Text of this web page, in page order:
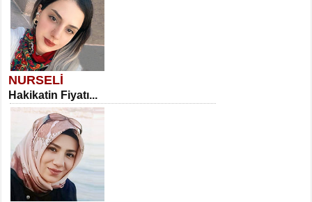
NURSELİ
Hakikatin Fiyatı...